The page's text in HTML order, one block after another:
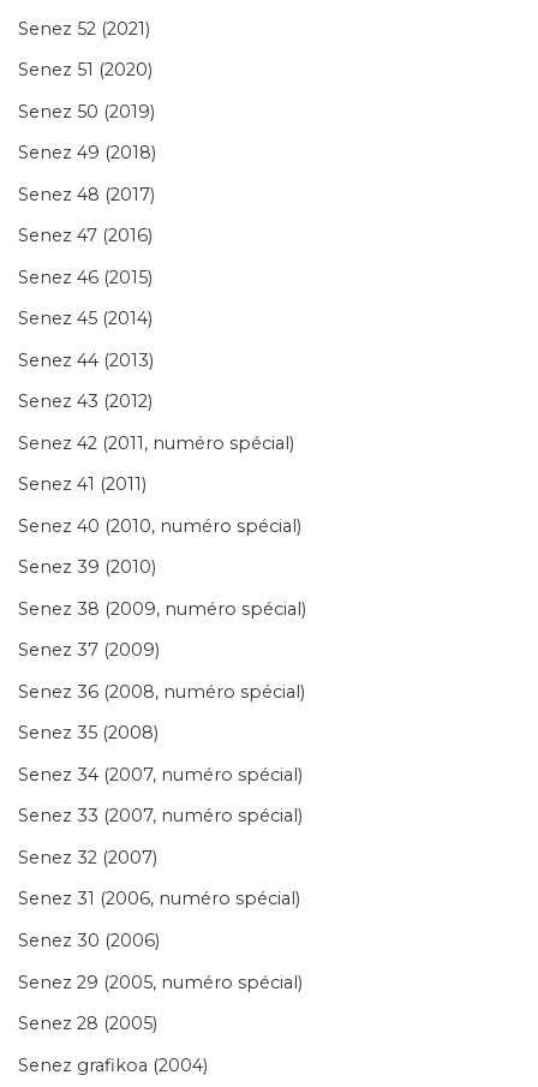
Senez 52 (2021)
Senez 51 (2020)
Senez 50 (2019)
Senez 49 (2018)
Senez 48 (2017)
Senez 47 (2016)
Senez 46 (2015)
Senez 45 (2014)
Senez 44 (2013)
Senez 43 (2012)
Senez 42 (2011, numéro spécial)
Senez 41 (2011)
Senez 40 (2010, numéro spécial)
Senez 39 (2010)
Senez 38 (2009, numéro spécial)
Senez 37 (2009)
Senez 36 (2008, numéro spécial)
Senez 35 (2008)
Senez 34 (2007, numéro spécial)
Senez 33 (2007, numéro spécial)
Senez 32 (2007)
Senez 31 (2006, numéro spécial)
Senez 30 (2006)
Senez 29 (2005, numéro spécial)
Senez 28 (2005)
Senez grafikoa (2004)